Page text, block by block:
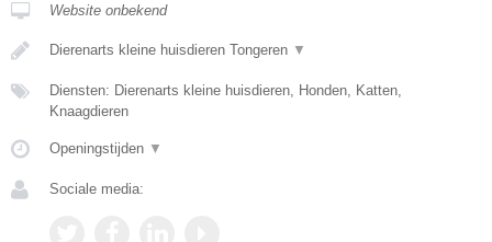
Website onbekend
Dierenarts kleine huisdieren Tongeren ▼
Diensten: Dierenarts kleine huisdieren, Honden, Katten,
Knaagdieren
Openingstijden ▼
Sociale media: